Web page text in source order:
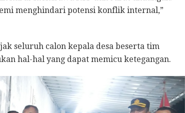
menghindari potensi konflik internal,”
seluruh calon kepala desa beserta tim
hal-hal yang dapat memicu ketegangan.